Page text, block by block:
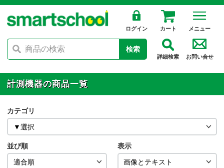
ログイン カート メニュー
検索
詳細検索 お問い合せ
計測機器の商品一覧
カテゴリ
並び順 表示